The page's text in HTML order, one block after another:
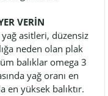
VERİN
asitleri, düzensiz
neden olan plak
balıklar omega 3
yağ oranı en
en yüksek balıktır.